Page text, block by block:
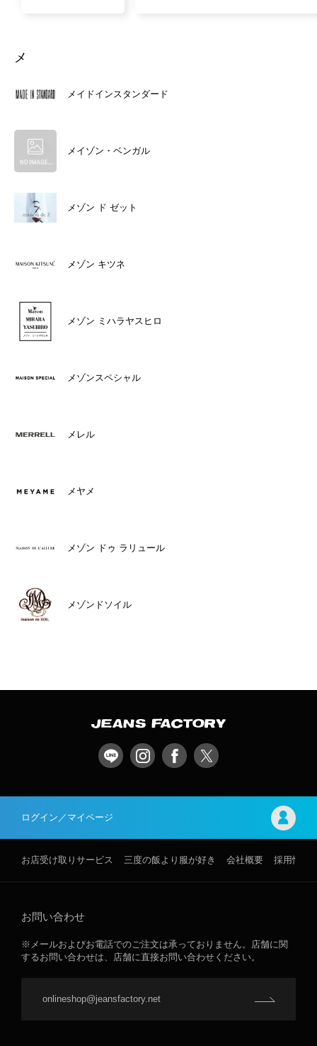
メ
メイドインスタンダード
メイゾン・ベンガル
メゾン ド ゼット
メゾン キツネ
メゾン ミハラヤスヒロ
メゾンスペシャル
メレル
メヤメ
メゾン ドゥ ラリュール
メゾンドソイル
ログイン／マイページ
お店受け取りサービス 三度の飯より服が好き 会社概要 採用情報
お問い合わせ
※メールおよびお電話でのご注文は承っておりません。店舗に関
するお問い合わせは、店舗に直接お問い合わせください。
onlineshop@jeansfactory.net